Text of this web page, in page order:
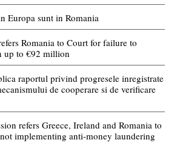
Europa sunt in Romania
Romania to Court for failure to
up to €92 million
raportul privind progresele inregistrate
de cooperare si de verificare
refers Greece, Ireland and Romania to
implementing anti-money laundering